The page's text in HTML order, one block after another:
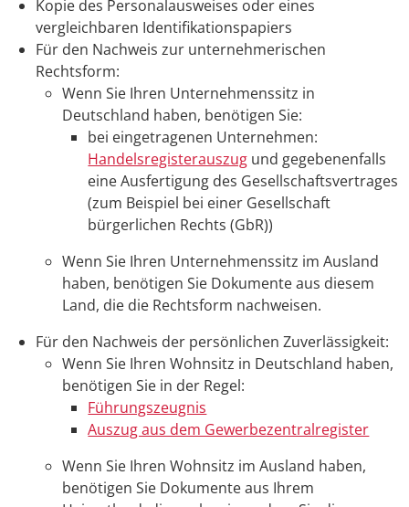
Kopie des Personalausweises oder eines
vergleichbaren Identifikationspapiers
Für den Nachweis zur unternehmerischen
Rechtsform:
Wenn Sie Ihren Unternehmenssitz in
Deutschland haben, benötigen Sie:
bei eingetragenen Unternehmen:
Handelsregisterauszug und gegebenenfalls
eine Ausfertigung des Gesellschaftsvertrages
(zum Beispiel bei einer Gesellschaft
bürgerlichen Rechts (GbR))
Wenn Sie Ihren Unternehmenssitz im Ausland
haben, benötigen Sie Dokumente aus diesem
Land, die die Rechtsform nachweisen.
Für den Nachweis der persönlichen Zuverlässigkeit:
Wenn Sie Ihren Wohnsitz in Deutschland haben,
benötigen Sie in der Regel:
Führungszeugnis
Auszug aus dem Gewerbezentralregister
Wenn Sie Ihren Wohnsitz im Ausland haben,
benötigen Sie Dokumente aus Ihrem